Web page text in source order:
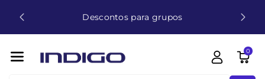
Descontos para grupos
0